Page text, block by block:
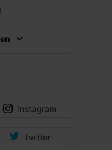
Instagram
Twitter